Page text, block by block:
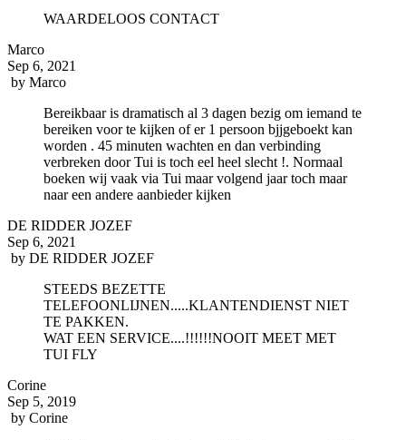
WAARDELOOS CONTACT
Marco
Sep 6, 2021
by Marco
Bereikbaar is dramatisch al 3 dagen bezig om iemand te
bereiken voor te kijken of er 1 persoon bjjgeboekt kan
worden . 45 minuten wachten en dan verbinding
verbreken door Tui is toch eel heel slecht !. Normaal
boeken wij vaak via Tui maar volgend jaar toch maar
naar een andere aanbieder kijken
DE RIDDER JOZEF
Sep 6, 2021
by DE RIDDER JOZEF
STEEDS BEZETTE
TELEFOONLIJNEN.....KLANTENDIENST NIET
TE PAKKEN.
WAT EEN SERVICE....!!!!!!NOOIT MEET MET
TUI FLY
Corine
Sep 5, 2019
by Corine